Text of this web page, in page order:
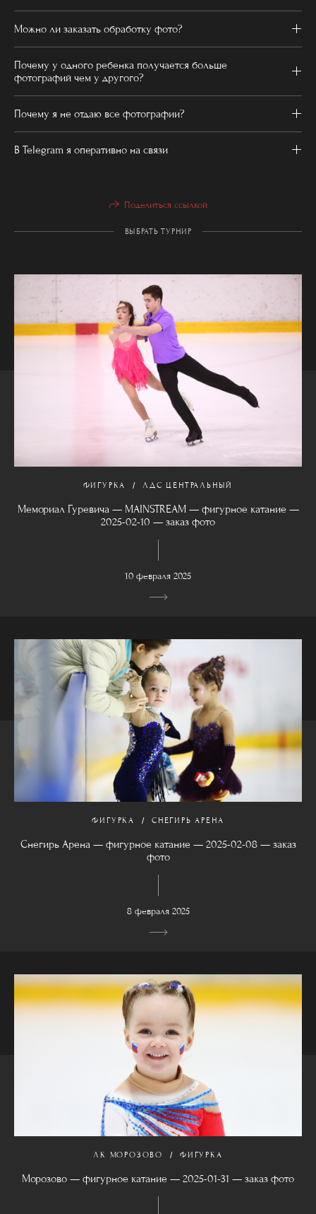
Можно ли заказать обработку фото?
Почему у одного ребенка получается больше
фотографий чем у другого?
Почему я не отдаю все фотографии?
В Telegram я оперативно на связи
Поделиться ссылкой
ВЫБРАТЬ ТУРНИР
ФИГУРКА ЛДС ЦЕНТРАЛЬНЫЙ
Мемориал Гуревича — MAINSTREAM — фигурное катание —
2025-02-10 — заказ фото
10 февраля 2025
ФИГУРКА СНЕГИРЬ АРЕНА
Снегирь Арена — фигурное катание — 2025-02-08 — заказ
фото
8 февраля 2025
ЛК МОРОЗОВО ФИГУРКА
Морозово — фигурное катание — 2025-01-31 — заказ фото